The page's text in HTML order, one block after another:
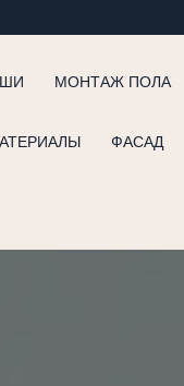
МОНТАЖ ПОЛА
ФАСАД